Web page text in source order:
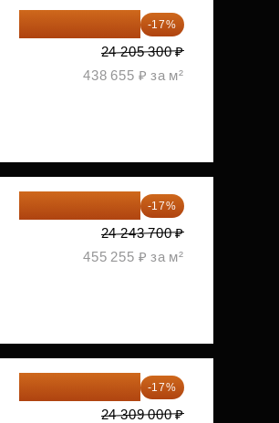
-17%
24 205 300 ₽
438 655 ₽ за м²
-17%
24 243 700 ₽
455 255 ₽ за м²
-17%
24 309 000 ₽